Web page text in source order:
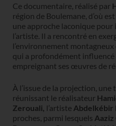
Ce documentaire, réalisé par
région de Boulemane, d’où
une approche laconique
l’artiste. Il a rencontré en
l’environnement
qui a profondément
empreignant ses œuvres de
À l’issue de la projection, une
réunissant le réalisateur
Zerouali, l’artiste Abdelkébir
proches, parmi lesquels Aaziz